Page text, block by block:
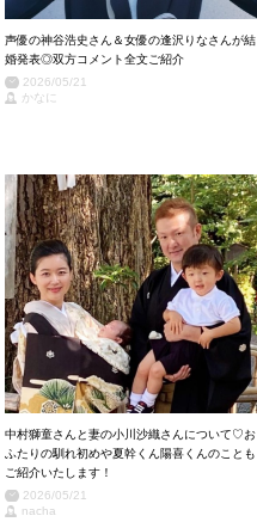
声優の神谷浩史さん＆女優の逢沢りなさんが結
婚発表◎双方コメント全文ご紹介
2026/05/21
かなに
中村獅童さんと妻の小川沙織さんについて♡お
ふたりの馴れ初めや夏幹くん陽喜くんのことも
ご紹介いたします！
2026/05/21
nacha